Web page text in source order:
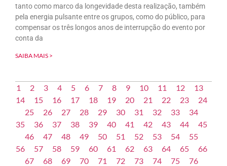
tanto como marco da longevidade desta realização, também
pela energia pulsante entre os grupos, como do público, para
compensar os três longos anos de interrupção do evento por
conta da
SAIBA MAIS >
1 2 3 4 5 6 7 8 9 10 11 12
13
14
15 16 17 18 19 20 21 22 23
24
25
26 27 28 29 30 31 32 33
34
35
36 37 38 39 40 41 42 43 44
45
46
47 48 49 50 51 52 53 54
55
56
57 58 59 60 61 62 63 64 65
66
67
68 69 70 71 72 73 74 75
76